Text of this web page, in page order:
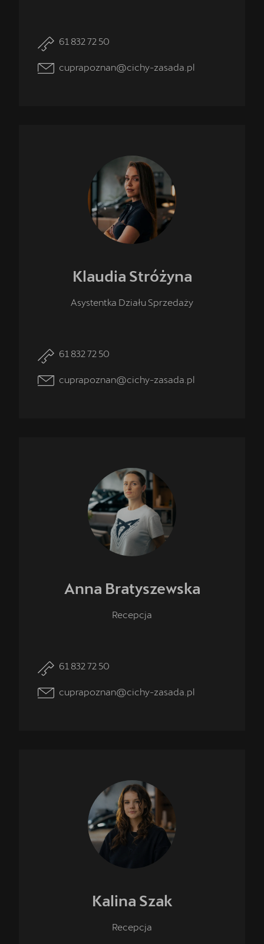
YouTube
61 832 72 50
cuprapoznan@cichy-zasada.pl
Klaudia Stróżyna
Asystentka Działu Sprzedaży
61 832 72 50
cuprapoznan@cichy-zasada.pl
Anna Bratyszewska
Recepcja
61 832 72 50
cuprapoznan@cichy-zasada.pl
Kalina Szak
Recepcja